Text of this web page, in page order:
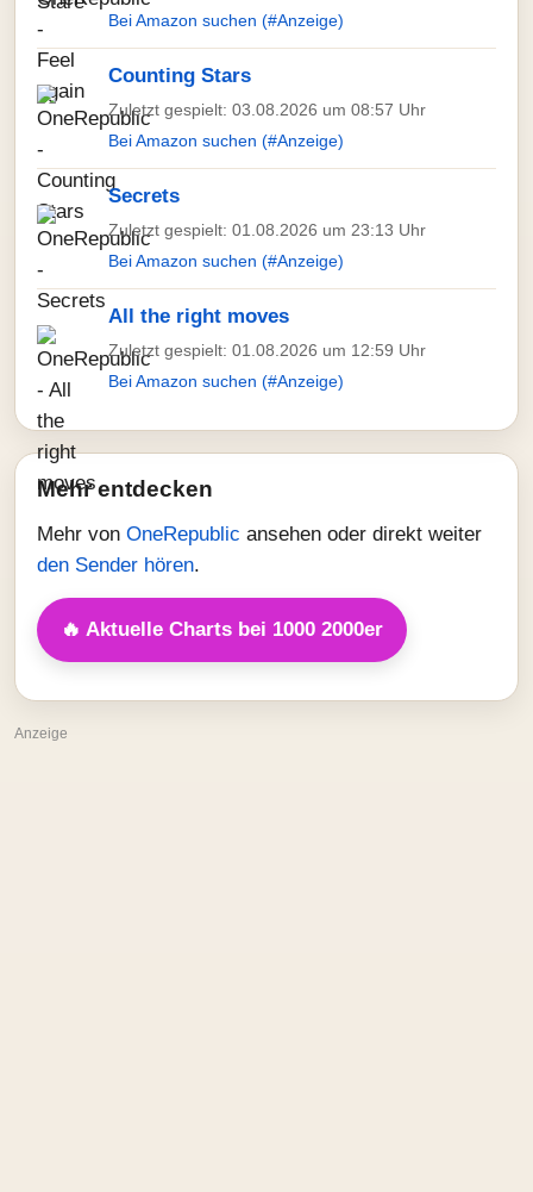
Bei Amazon suchen (#Anzeige)
Counting Stars
Zuletzt gespielt: 03.08.2026 um 08:57 Uhr
Bei Amazon suchen (#Anzeige)
Secrets
Zuletzt gespielt: 01.08.2026 um 23:13 Uhr
Bei Amazon suchen (#Anzeige)
All the right moves
Zuletzt gespielt: 01.08.2026 um 12:59 Uhr
Bei Amazon suchen (#Anzeige)
Mehr entdecken
Mehr von OneRepublic ansehen oder direkt weiter
den Sender hören.
🔥 Aktuelle Charts bei 1000 2000er
Anzeige